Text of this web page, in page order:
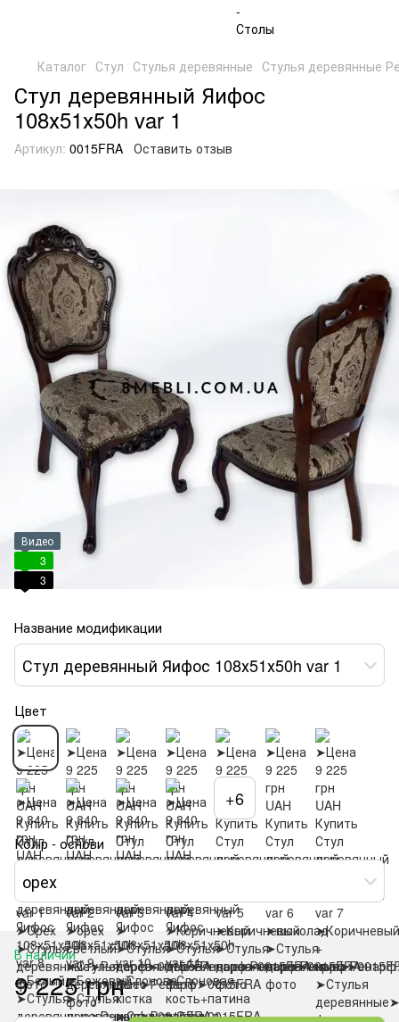
Каталог Стул Стулья деревянные Стулья деревянные
Стул деревянный Яифос
108х51х50h var 1
Артикул: 0015FRA Оставить отзыв
Видео
3
3
Название модификации
Стул деревянный Яифос 108х51х50h var 1
Цвет
+6
Колір - основи
орех
В наличии
9 225 грн